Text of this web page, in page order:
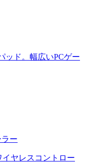
ッド。幅広いPCゲー
ラー
イヤレスコントロー